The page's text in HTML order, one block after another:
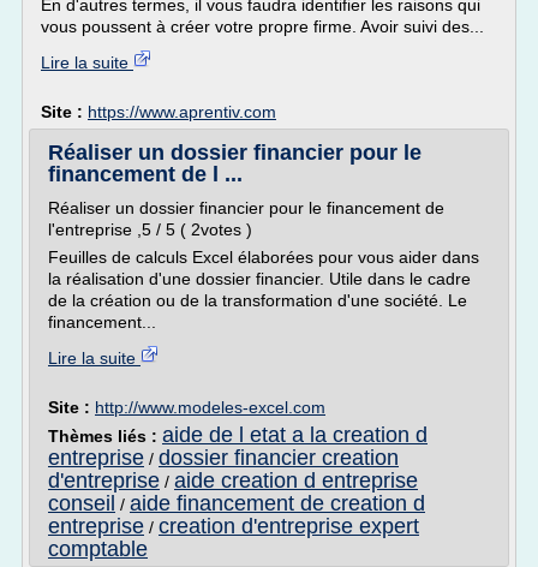
En d'autres termes, il vous faudra identifier les raisons qui
vous poussent à créer votre propre firme. Avoir suivi des...
Lire la suite
Site : https://www.aprentiv.com
Réaliser un dossier financier pour le
financement de l ...
Réaliser un dossier financier pour le financement de
l'entreprise ,5 / 5 ( 2votes )
Feuilles de calculs Excel élaborées pour vous aider dans
la réalisation d'une dossier financier. Utile dans le cadre
de la création ou de la transformation d'une société. Le
financement...
Lire la suite
Site : http://www.modeles-excel.com
Thèmes liés : aide de l etat a la creation d
entreprise / dossier financier creation
d'entreprise / aide creation d entreprise
conseil / aide financement de creation d
entreprise / creation d'entreprise expert
comptable